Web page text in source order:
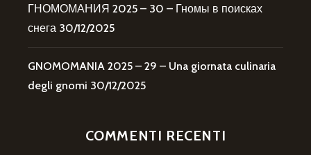
ГНОМОМАНИЯ 2025 – 30 – Гномы в поисках
снега 30/12/2025
GNOMOMANIA 2025 – 29 – Una giornata culinaria
degli gnomi 30/12/2025
COMMENTI RECENTI